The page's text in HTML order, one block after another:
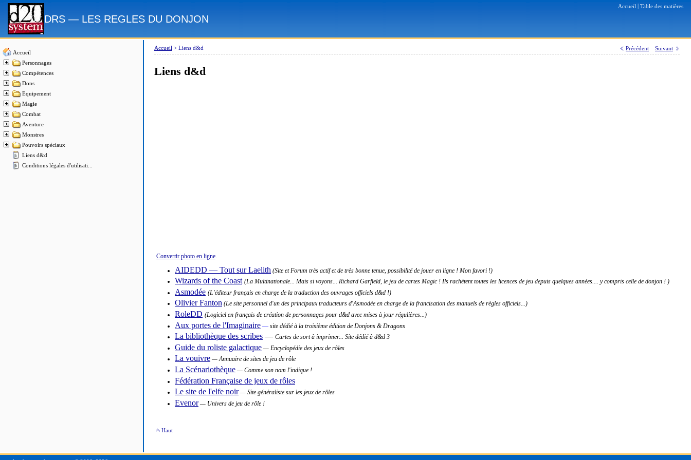
Accueil Table des matières
DRS — LES REGLES DU DONJON
Accueil
Personnages
Compétences
Dons
Equipement
Magie
Combat
Aventure
Monstres
Pouvoirs spéciaux
Liens d&d
Conditions légales d'utilisati...
Accueil > Liens d&d Précédent Suivant
Liens d&d
Convertir photo en ligne.
AIDEDD — Tout sur Laelith (Site et Forum très actif et de très bonne tenue, possibilité de jouer en ligne ! Mon favori !)
Wizards of the Coast (La Multinationale... Mais si voyons... Richard Garfield, le jeu de cartes Magic ! Ils rachètent toutes les licences de jeu depuis quelques années.... y compris celle de donjon ! )
Asmodée (L'éditeur français en charge de la traduction des ouvrages officiels d&d !)
Olivier Fanton (Le site personnel d'un des principaux traducteurs d'Asmodée en charge de la francisation des manuels de règles officiels...)
RoleDD (Logiciel en français de création de personnages pour d&d avec mises à jour régulières...)
Aux portes de l'Imaginaire — site dédié à la troisième édition de Donjons & Dragons
La bibliothèque des scribes — Cartes de sort à imprimer... Site dédié à d&d 3
Guide du roliste galactique — Encyclopédie des jeux de rôles
La vouivre — Annuaire de sites de jeu de rôle
La Scénariothèque — Comme son nom l'indique !
Fédération Française de jeux de rôles
Le site de l'elfe noir— Site généraliste sur les jeux de rôles
Evenor— Univers de jeu de rôle !
Haut